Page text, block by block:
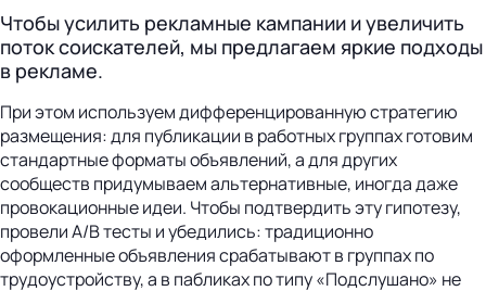
Чтобы усилить рекламные кампании и увеличить
поток соискателей, мы предлагаем яркие подходы
в рекламе.
При этом используем дифференцированную стратегию
размещения: для публикации в работных группах готовим
стандартные форматы объявлений, а для других
сообществ придумываем альтернативные, иногда даже
провокационные идеи. Чтобы подтвердить эту гипотезу,
провели A/B тесты и убедились: традиционно
оформленные объявления срабатывают в группах по
трудоустройству, а в пабликах по типу «Подслушано» не